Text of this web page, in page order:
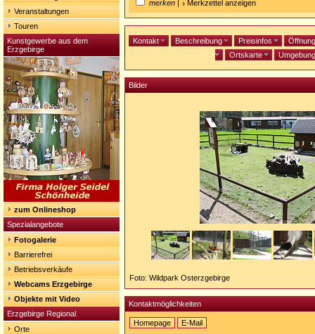
Veranstaltungen
Touren
Kunstgewerbe aus dem
Erzgebirge
zum Onlineshop
Spezialangebote
Fotogalerie
Barrierefrei
Betriebsverkäufe
Webcams Erzgebirge
Objekte mit Video
Erzgebirge Regional
Orte
merken | Merkzettel anzeigen
Kontakt Beschreibung Preisinfos
Ortskarte
Bilder
Foto: Wildpark Osterzgebirge
Kontaktmöglichkeiten
Homepage
E-Mail